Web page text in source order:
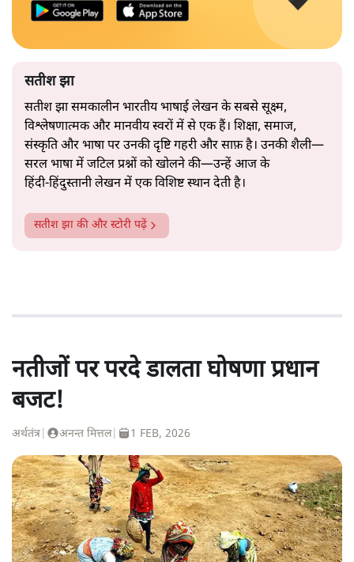
सतीश झा
सतीश झा समकालीन भारतीय भाषाई लेखन के सबसे सूक्ष्म,
विश्लेषणात्मक और मानवीय स्वरों में से एक हैं। शिक्षा, समाज,
संस्कृति और भाषा पर उनकी दृष्टि गहरी और साफ़ है। उनकी शैली—
सरल भाषा में जटिल प्रश्नों को खोलने की—उन्हें आज के
हिंदी‑हिंदुस्तानी लेखन में एक विशिष्ट स्थान देती है।
सतीश झा की और स्टोरी पढ़ें
नतीजों पर परदे डालता घोषणा प्रधान
बजट!
अर्थतंत्र अनन्त मित्तल| 1 FEB, 2026